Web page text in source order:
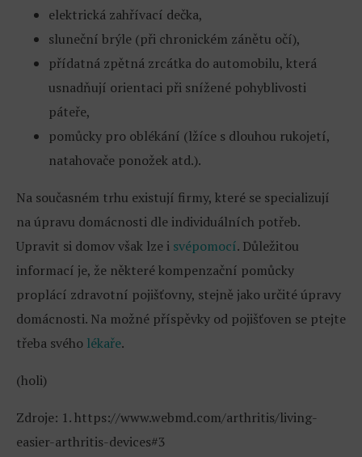
elektrická zahřívací dečka,
sluneční brýle (při chronickém zánětu očí),
přídatná zpětná zrcátka do automobilu, která
usnadňují orientaci při snížené pohyblivosti
páteře,
pomůcky pro oblékání (lžíce s dlouhou rukojetí,
natahovače ponožek atd.).
Na současném trhu existují firmy, které se specializují
na úpravu domácnosti dle individuálních potřeb.
Upravit si domov však lze i svépomocí. Důležitou
informací je, že některé kompenzační pomůcky
proplácí zdravotní pojišťovny, stejně jako určité úpravy
domácnosti. Na možné příspěvky od pojišťoven se ptejte
třeba svého lékaře.
(holi)
Zdroje: 1. https://www.webmd.com/arthritis/living-
easier-arthritis-devices#3